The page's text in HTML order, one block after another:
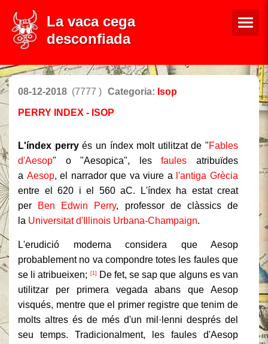
La vaca cega
desconfiada
08-12-2018 (7777 ) Categoria: Isop
PERRY INDEX - ISOP
L'índex perryés un índex molt utilitzat de "Fables
d'Aesop" o "Aesopica", lesfaules atribuïdes
a Aesop, el narrador que va viure a l'antiga Grècia
entre el 620 i el 560 aC. L'índex ha estat creat
per
Ben Edwin Perry, professor de clàssics de
la Universitat d'Illinois Urbana-Champaign.
L'erudició moderna considera que Aesop
probablement no va compondre totes les faules que
se li atribueixen;
[1]
De fet, se sap que alguns es van
utilitzar per primera vegada abans que Aesop
visqués, mentre que el primer registre que tenim de
molts altres és de més d'un mil·lenni després del
seu temps. Tradicionalment, les faules d'Aesop